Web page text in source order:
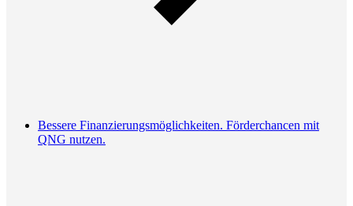
Bessere Finanzierungsmöglichkeiten. Förderchancen mit
QNG nutzen.